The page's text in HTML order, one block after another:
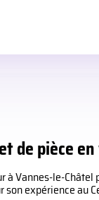
de pièce
Vannes-le-
son expérience